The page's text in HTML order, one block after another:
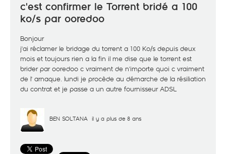
c'est confirmer le Torrent bridé a 100
ko/s par ooredoo
Bonjour
j'ai réclamer le bridage du torrent a 100 Ko/s depuis deux
mois et toujours rien a la fin il me dise que le torrent est
brider par ooredoo c vraiment de n'importe quoi c vraiment
de l' arnaque. lundi je procède au démarche de la résiliation
du contrat et je passe a un autre fournisseur ADSL
BEN SOLTANA il y a plus de 8 ans